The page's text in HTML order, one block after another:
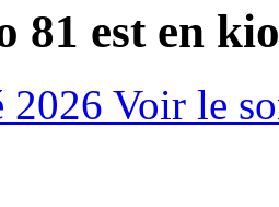
81 est en
2026 Voir le